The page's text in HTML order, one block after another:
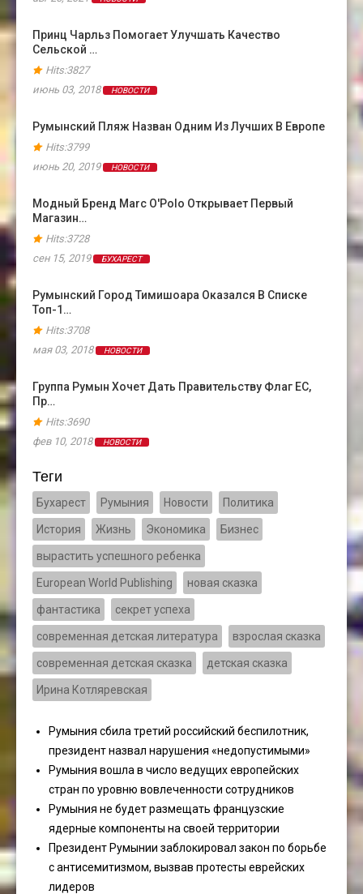
Принц Чарльз Помогает Улучшать Качество
Сельской …
Hits:3827
июнь 03, 2018
НОВОСТИ
Румынский Пляж Назван Одним Из Лучших В Европе
Hits:3799
июнь 20, 2019
НОВОСТИ
Модный Бренд Marc O'Polo Открывает Первый
Магазин…
Hits:3728
сен 15, 2019
БУХАРЕСТ
Румынский Город Тимишоара Оказался В Cписке
Топ-1…
Hits:3708
мая 03, 2018
НОВОСТИ
Группа Румын Хочет Дать Правительству Флаг ЕС,
Пр…
Hits:3690
фев 10, 2018
НОВОСТИ
Теги
Бухарест Румыния Новости Политика
История Жизнь Экономика Бизнес
вырастить успешного ребенка
European World Publishing новая сказка
фантастика секрет успеха
современная детская литература взрослая сказка
современная детская сказка детская сказка
Ирина Котляревская
Румыния сбила третий российский беспилотник,
президент назвал нарушения «недопустимыми»
Румыния вошла в число ведущих европейских
стран по уровню вовлеченности сотрудников
Румыния не будет размещать французские
ядерные компоненты на своей территории
Президент Румынии заблокировал закон по борьбе
с антисемитизмом, вызвав протесты еврейских
лидеров